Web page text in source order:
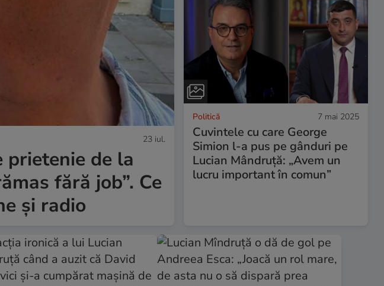
23 iul.
prietenie de la
fără job”. Ce
și radio
Politică 7 mai 2025
Cuvintele cu care George
Simion l-a pus pe gânduri pe
Lucian Mândruță: „Avem un
lucru important în comun”